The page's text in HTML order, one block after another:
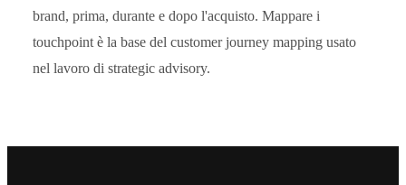
brand, prima, durante e dopo l'acquisto. Mappare i
touchpoint è la base del customer journey mapping usato
nel lavoro di strategic advisory.